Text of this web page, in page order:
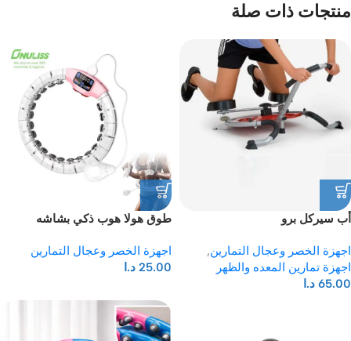
منتجات ذات صلة
أب سيركل برو
اجهزة الخصر وعجال التمارين,
اجهزة تمارين المعده والظهر
65.00 د.ا
طوق هولا هوب ذكي بشاشه
اجهزة الخصر وعجال التمارين
25.00 د.ا